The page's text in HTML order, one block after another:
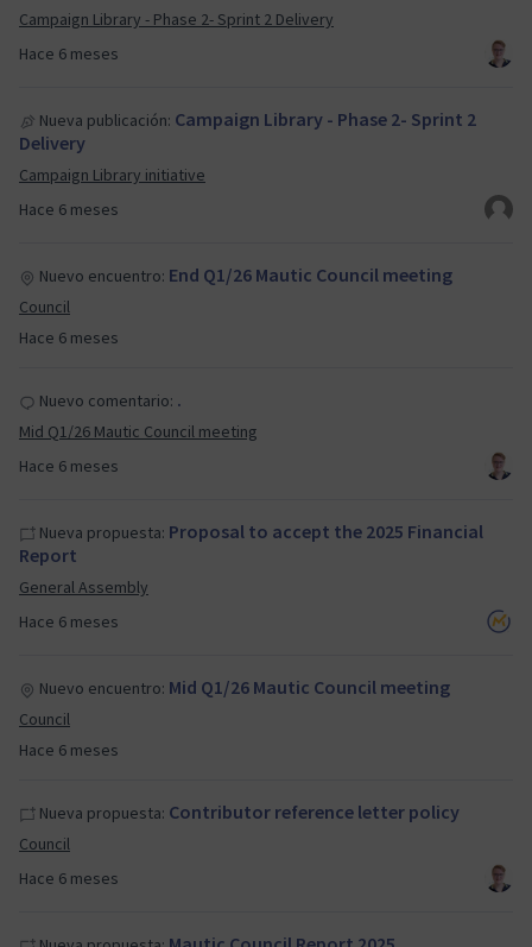
Hace 6 meses
Campaign Library - Phase 2- Sprint 2 Delivery
Hace 6 meses
Nueva publicación: Campaign Library - Phase 2- Sprint 2
Delivery
Campaign Library initiative
Hace 6 meses
Nuevo encuentro: End Q1/26 Mautic Council meeting
Council
Hace 6 meses
Nuevo comentario: .
Mid Q1/26 Mautic Council meeting
Hace 6 meses
Nueva propuesta: Proposal to accept the 2025 Financial
Report
General Assembly
Hace 6 meses
Nuevo encuentro: Mid Q1/26 Mautic Council meeting
Council
Hace 6 meses
Nueva propuesta: Contributor reference letter policy
Council